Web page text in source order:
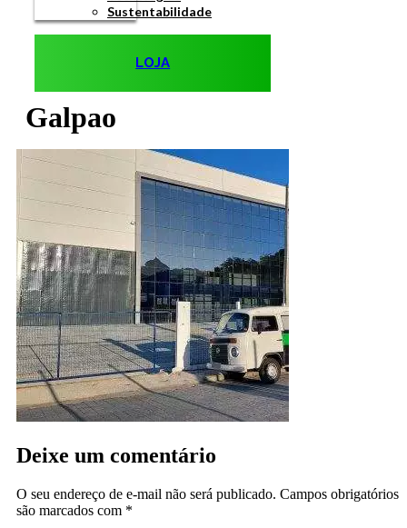
Sustentabilidade
LOJA
Galpao
Deixe um comentário
O seu endereço de e-mail não será publicado. Campos obrigatórios
são marcados com *